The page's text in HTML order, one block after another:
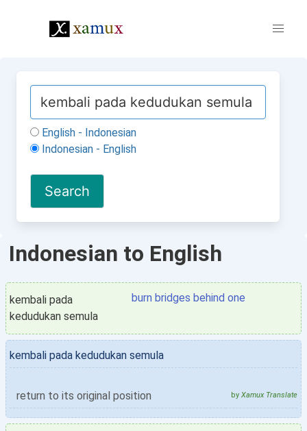
English - Indonesian
Indonesian - English
Indonesian to English
kembali pada
kedudukan semula
burn bridges behind one
kembali pada kedudukan semula
return to its original position by Xamux Translate